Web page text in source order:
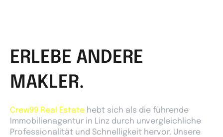
ERLEBE ANDERE
MAKLER.
Crew99 Real Estate hebt sich als die führende
Immobilienagentur in Linz durch unvergleichliche
Professionalität und Schnelligkeit hervor. Unsere